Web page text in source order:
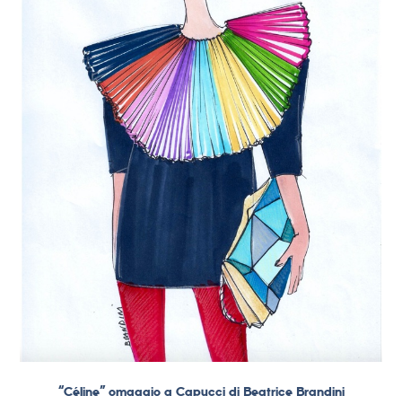
“Céline” omaggio a Capucci di Beatrice Brandini